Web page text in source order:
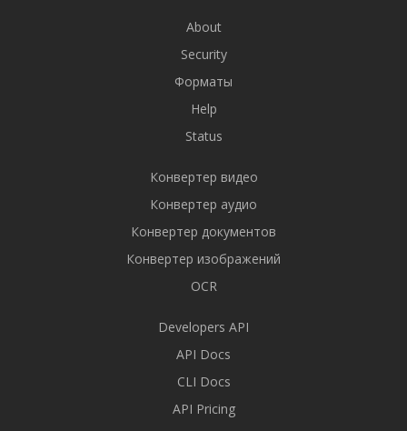
About
Security
Форматы
Help
Status
Конвертер видео
Конвертер аудио
Конвертер документов
Конвертер изображений
OCR
Developers API
API Docs
CLI Docs
API Pricing